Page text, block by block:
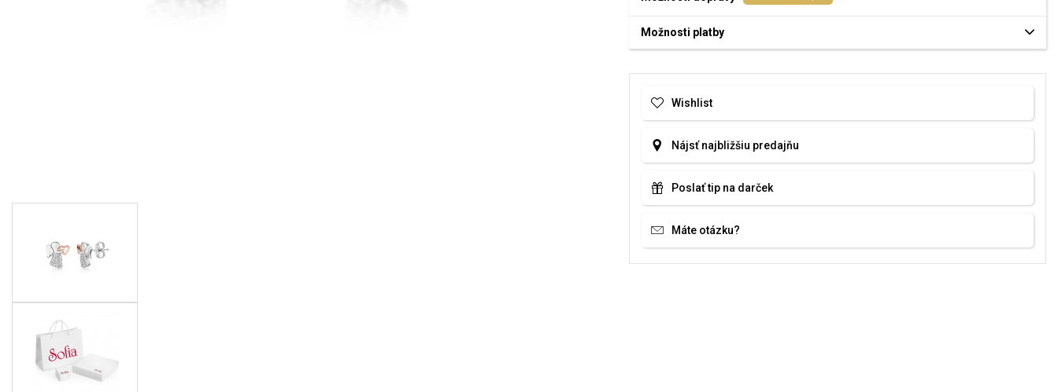
Možnosti platby
Wishlist
Nájsť najbližšiu predajňu
Poslať tip na darček
Máte otázku?